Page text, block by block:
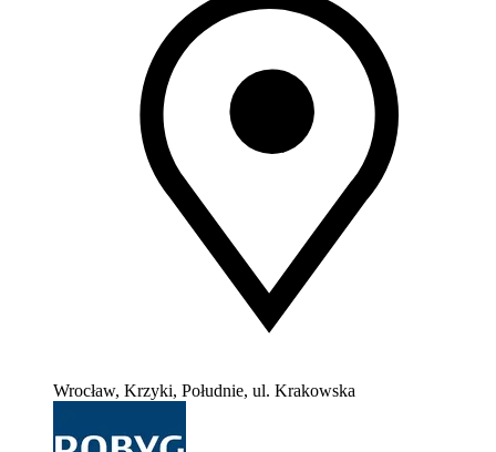
Wrocław, Krzyki, Południe, ul. Krakowska